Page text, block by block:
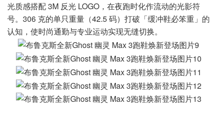
光质感搭配 3M 反光 LOGO，在夜跑时化作流动的光影符
号。306 克的单只重量（42.5 码）打破「缓冲鞋必笨重」的
认知，使时尚通勤与专业运动实现无缝切换。